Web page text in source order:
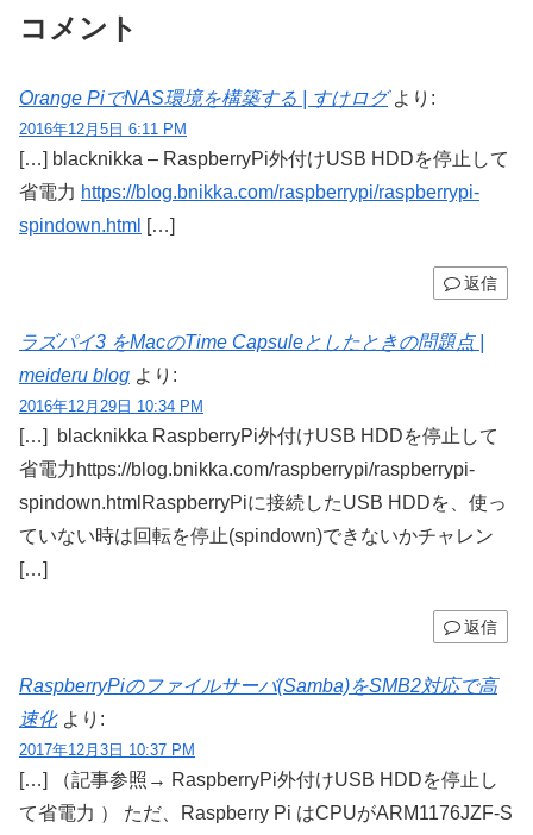
コメント
Orange PiでNAS環境を構築する | すけログ より:
2016年12月5日 6:11 PM
[…] blacknikka – RaspberryPi外付けUSB HDDを停止して
省電力 https://blog.bnikka.com/raspberrypi/raspberrypi-
spindown.html […]
返信
ラズパイ3 をMacのTime Capsuleとしたときの問題点 |
meideru blog より:
2016年12月29日 10:34 PM
[…] blacknikka RaspberryPi外付けUSB HDDを停止して
省電力https://blog.bnikka.com/raspberrypi/raspberrypi-
spindown.htmlRaspberryPiに接続したUSB HDDを、使っ
ていない時は回転を停止(spindown)できないかチャレン
[…]
返信
RaspberryPiのファイルサーバ(Samba)をSMB2対応で高
速化 より:
2017年12月3日 10:37 PM
[…] （記事参照→ RaspberryPi外付けUSB HDDを停止し
て省電力 ） ただ、Raspberry Pi はCPUがARM1176JZF-S